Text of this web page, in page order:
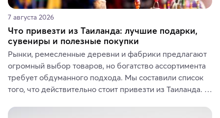
7 августа 2026
Что привезти из Таиланда: лучшие подарки,
сувениры и полезные покупки
Рынки, ремесленные деревни и фабрики предлагают
огромный выбор товаров, но богатство ассортимента
требует обдуманного подхода. Мы составили список
того, что действительно стоит привезти из Таиланда.
средства, одежду, украшения, предметы интерьера